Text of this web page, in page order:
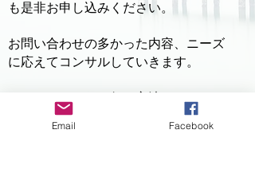
も是非お申し込みください。
お問い合わせの多かった内容、ニーズ
に応えてコンサルしていきます。
サブミッションの方法
日本からでもオーディションは行ける
Email Facebook